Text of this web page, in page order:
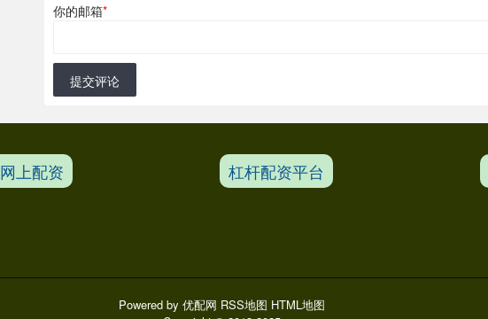
你的邮箱*
提交评论
网上配资 杠杆配资平台
Powered by 优配网 RSS地图 HTML地图